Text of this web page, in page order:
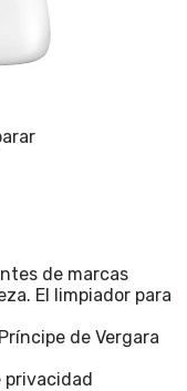
de marcas
El limpiador para
de Vergara
privacidad